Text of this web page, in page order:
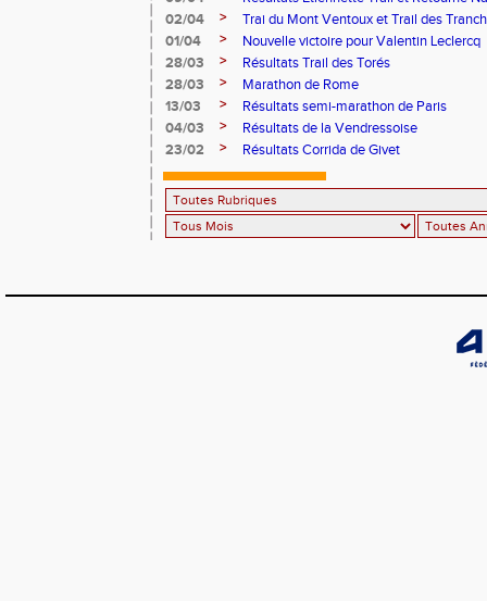
02/04
>
Trai du Mont Ventoux et Trail des
01/04
>
Nouvelle victoire pour Valentin Leclercq
28/03
>
Résultats Trail des Torés
28/03
>
Marathon de Rome
13/03
>
Résultats semi-marathon de Paris
04/03
>
Résultats de la Vendressoise
23/02
> Résultats Corrida de Givet